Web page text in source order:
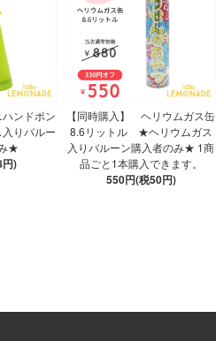
ンドポン
りバルー
★
)
【同時購入】 ヘリウムガス缶
8.6リットル ★ヘリウムガス
入りバルーン購入者のみ★ 1商
品ごと1本購入できます。
550円(税50円)